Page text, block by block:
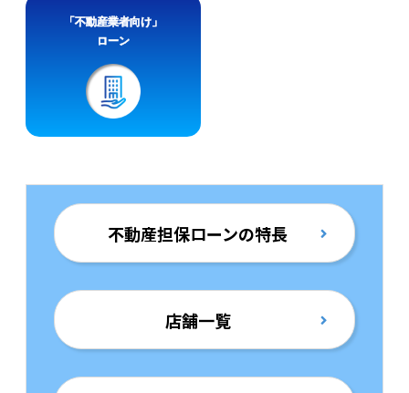
「不動産業者向け」
ローン
不動産担保ローンの特長
店舗一覧